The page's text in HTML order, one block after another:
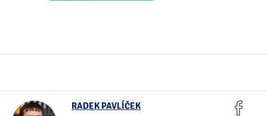
Pracuji sluchem a hmatem(566)
RADEK PAVLÍČEK